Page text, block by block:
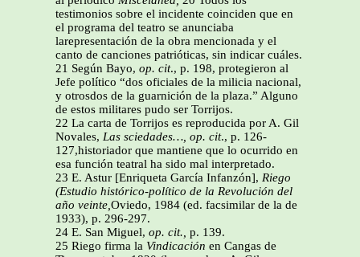
testimonios sobre el incidente coinciden que en
el programa del teatro se anunciaba
larepresentación de la obra mencionada y el
canto de canciones patrióticas, sin indicar cuáles.
21 Según Bayo, op. cit., p. 198, protegieron al
Jefe político “dos oficiales de la milicia nacional,
y otrosdos de la guarnición de la plaza.” Alguno
de estos militares pudo ser Torrijos.
22 La carta de Torrijos es reproducida por A. Gil
Novales, Las sciedades…, op. cit., p. 126-
127,historiador que mantiene que lo ocurrido en
esa función teatral ha sido mal interpretado.
23 E. Astur [Enriqueta García Infanzón], Riego
(Estudio histórico-político de la Revolución del
año veinte,Oviedo, 1984 (ed. facsimilar de la de
1933), p. 296-297.
24 E. San Miguel, op. cit., p. 139.
25 Riego firma la Vindicación en Cangas de